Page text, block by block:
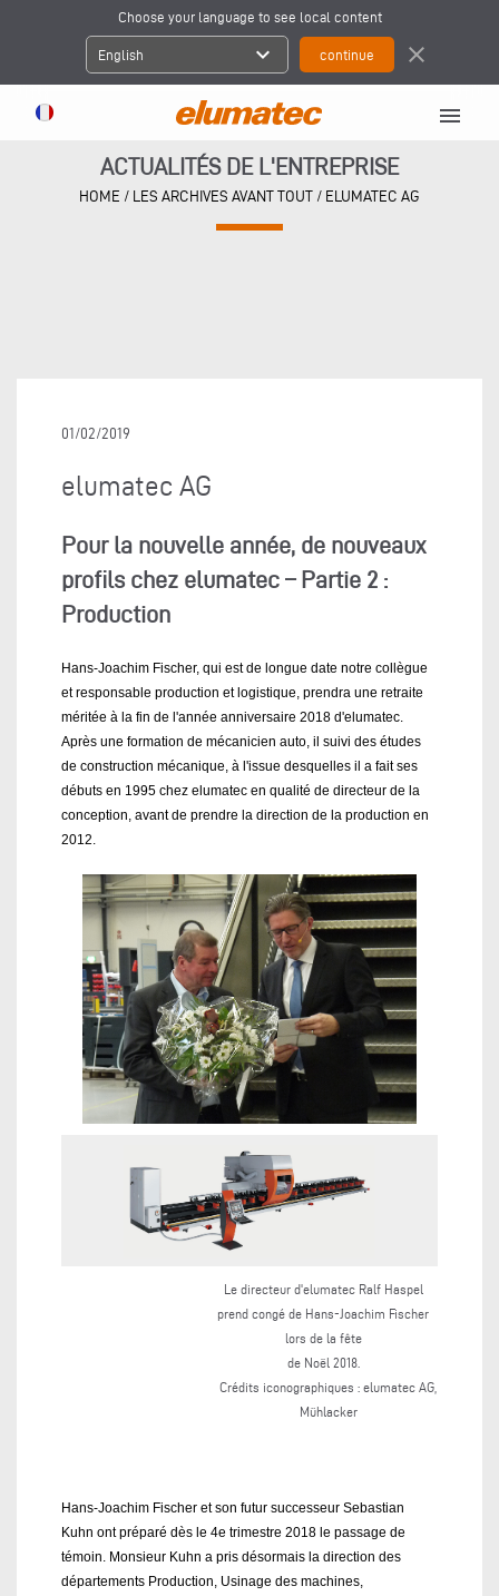
Choose your language to see local content
English expand_more close
menu
ACTUALITÉS DE L'ENTREPRISE
HOME / LES ARCHIVES AVANT TOUT / ELUMATEC AG
01/02/2019
elumatec AG
Pour la nouvelle année, de nouveaux
profils chez elumatec – Partie 2 :
Production
Hans-Joachim Fischer, qui est de longue date notre collègue
et responsable production et logistique, prendra une retraite
méritée à la fin de l'année anniversaire 2018 d'elumatec.
Après une formation de mécanicien auto, il suivi des études
de construction mécanique, à l'issue desquelles il a fait ses
débuts en 1995 chez elumatec en qualité de directeur de la
conception, avant de prendre la direction de la production en
2012.
Le directeur d'elumatec Ralf Haspel
prend congé de Hans-Joachim Fischer
lors de la fête
de Noël 2018.
Crédits iconographiques : elumatec AG,
Mühlacker
Hans-Joachim Fischer et son futur successeur Sebastian
Kuhn ont préparé dès le 4e trimestre 2018 le passage de
témoin. Monsieur Kuhn a pris désormais la direction des
départements Production, Usinage des machines,